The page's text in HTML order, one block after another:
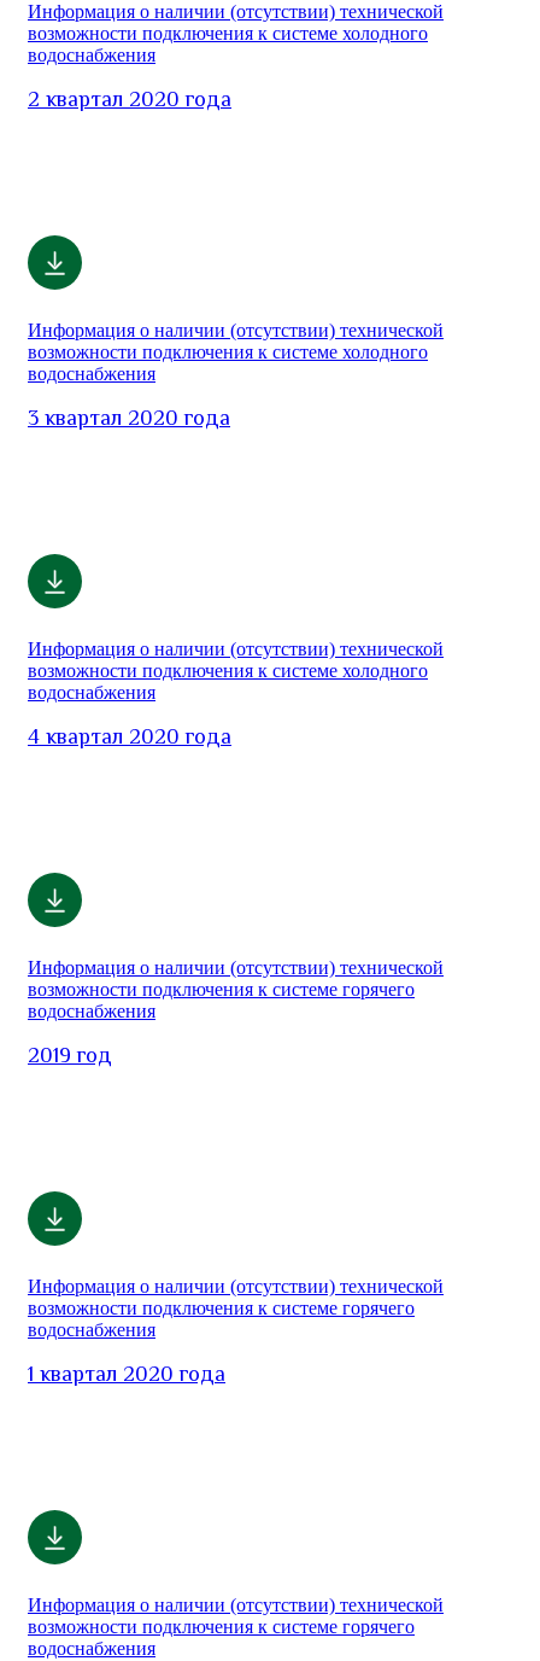
Информация о наличии (отсутствии) технической
возможности подключения к системе холодного
водоснабжения
2 квартал 2020 года
Информация о наличии (отсутствии) технической
возможности подключения к системе холодного
водоснабжения
3 квартал 2020 года
Информация о наличии (отсутствии) технической
возможности подключения к системе холодного
водоснабжения
4 квартал 2020 года
Информация о наличии (отсутствии) технической
возможности подключения к системе горячего
водоснабжения
2019 год
Информация о наличии (отсутствии) технической
возможности подключения к системе горячего
водоснабжения
1 квартал 2020 года
Информация о наличии (отсутствии) технической
возможности подключения к системе горячего
водоснабжения